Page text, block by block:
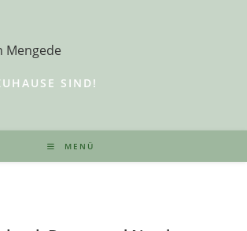
SIND!
MENÜ